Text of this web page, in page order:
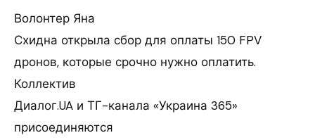
Волонтер Яна
Схидна открыла сбор для оплаты 150 FPV
дронов, которые срочно нужно оплатить.
Коллектив
Диалог.UA и ТГ-канала «Украина 365»
присоединяются